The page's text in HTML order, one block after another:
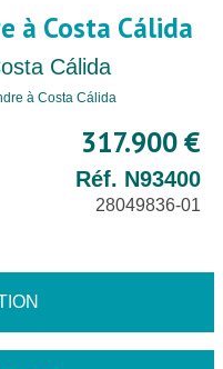
à Costa Cálida
Cálida
à Costa Cálida
317.900 €
Réf. N93400
28049836-01